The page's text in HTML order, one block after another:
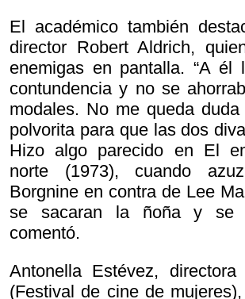
El académico también
director Robert Aldrich,
enemigas en pantalla. “A él
contundencia y no se
modales. No me queda
polvorita para que las dos
Hizo algo parecido en El
norte (1973), cuando
Borgnine en contra de Lee
se sacaran la ñoña y se
comentó.
Antonella Estévez,
(Festival de cine de